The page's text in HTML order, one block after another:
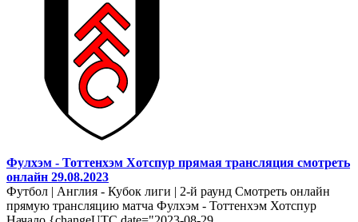
Фулхэм - Тоттенхэм Хотспур прямая трансляция смотреть
онлайн 29.08.2023
Футбол | Англия - Кубок лиги | 2-й раунд Смотреть онлайн
прямую трансляцию матча Фулхэм - Тоттенхэм Хотспур